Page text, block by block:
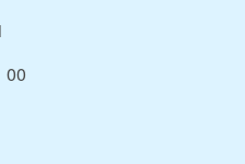
00